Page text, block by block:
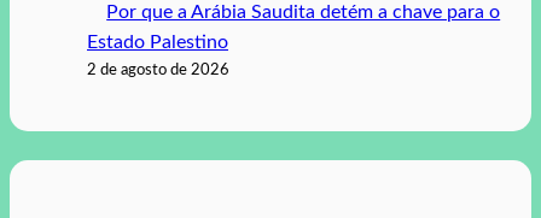
Por que a Arábia Saudita detém a chave para o
Estado Palestino
2 de agosto de 2026